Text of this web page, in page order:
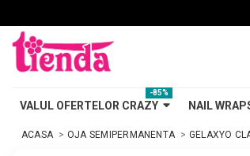
VALUL OFERTELOR CRAZY
-85%
NAIL
ACASA OJA SEMIPERMANENTA GELAXYO